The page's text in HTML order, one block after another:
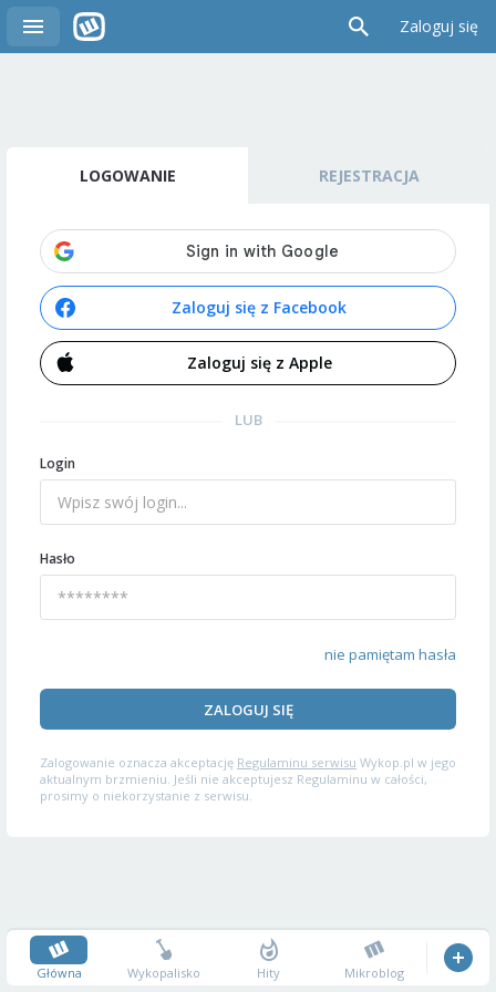
Zaloguj się
LOGOWANIE REJESTRACJA
Zaloguj się z Facebook
Zaloguj się z Apple
LUB
Login
Hasło
nie pamiętam hasła
ZALOGUJ SIĘ
Zalogowanie oznacza akceptację Regulaminu serwisu Wykop.pl w jego
aktualnym brzmieniu. Jeśli nie akceptujesz Regulaminu w całości,
prosimy o niekorzystanie z serwisu.
Główna Wykopalisko Hity Mikroblog